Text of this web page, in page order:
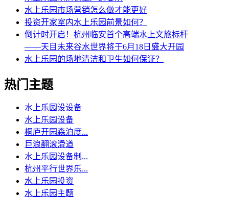
水上乐园市场营销怎么做才能更好
投资开家室内水上乐园前景如何？
倒计时开启！杭州临安首个高端水上文旅标杆
——天目未来谷水世界将于6月18日盛大开园
水上乐园的场地清洁和卫生如何保证？
热门主题
水上乐园设设备
水上乐园设备
桐庐开园森泊度...
巨浪翻滚滑道
水上乐园设备制...
杭州平行世界乐...
水上乐园投资
水上乐园主题